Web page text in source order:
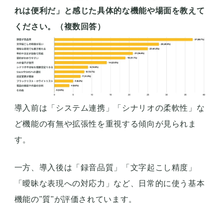
れは便利だ」と感じた具体的な機能や場面を教えて
ください。（複数回答）
導入前は「システム連携」「シナリオの柔軟性」な
ど機能の有無や拡張性を重視する傾向が見られま
す。
一方、導入後は「録音品質」「文字起こし精度」
「曖昧な表現への対応力」など、日常的に使う基本
機能の"質"が評価されています。